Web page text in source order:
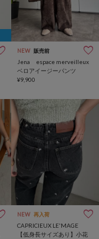
NEW 販売前
Jena espace merveilleux
ベロアイージーパンツ
¥9,900
NEW 再入荷
CAPRICIEUX LE'MAGE
【低身長サイズあり】小花